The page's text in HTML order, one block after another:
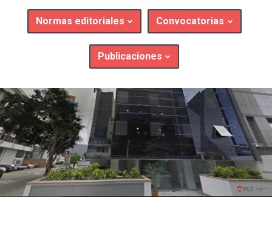
Normas editoriales Convocatorias
Publicaciones